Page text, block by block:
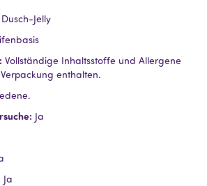
Jelly
Vollständige Inhaltsstoffe und Allergene
enthalten.
Ja
Ja